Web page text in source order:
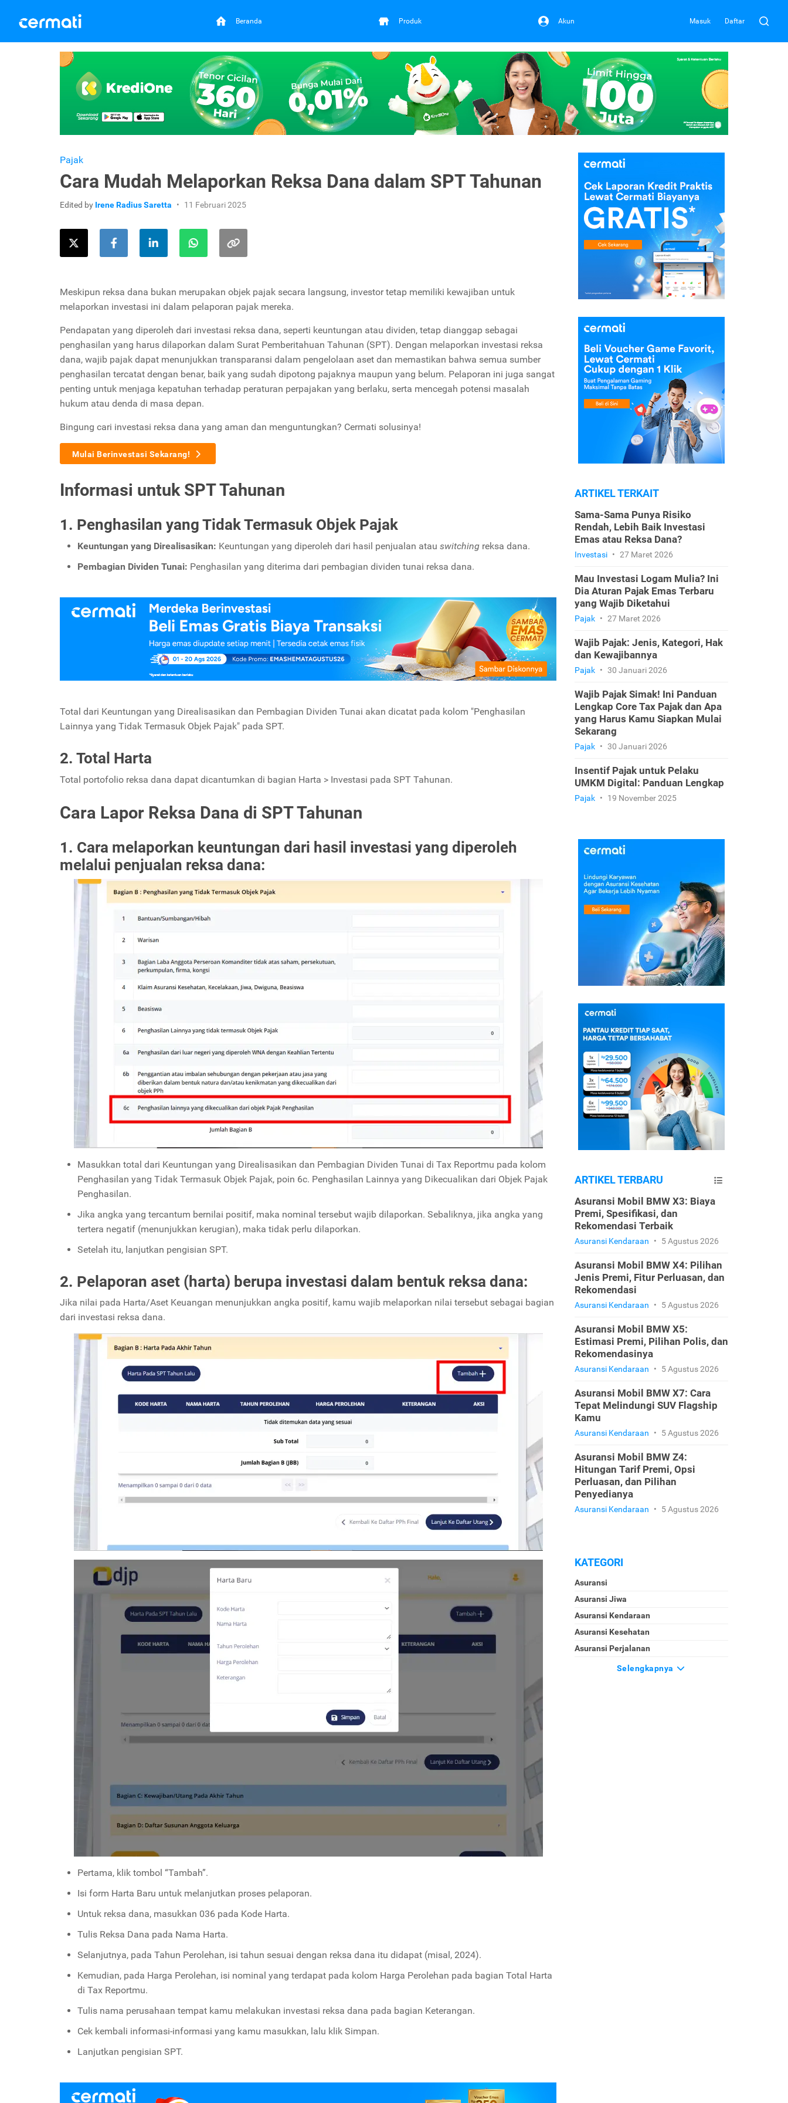
Beranda Produk Akun Masuk Daftar
Pajak
Cara Mudah Melaporkan Reksa Dana dalam SPT Tahunan
Edited by Irene Radius Saretta 11 Februari 2025
Meskipun reksa dana bukan merupakan objek pajak secara langsung, investor tetap memiliki kewajiban untuk
melaporkan investasi ini dalam pelaporan pajak mereka.
Pendapatan yang diperoleh dari investasi reksa dana, seperti keuntungan atau dividen, tetap dianggap sebagai
penghasilan yang harus dilaporkan dalam Surat Pemberitahuan Tahunan (SPT). Dengan melaporkan investasi reksa
dana, wajib pajak dapat menunjukkan transparansi dalam pengelolaan aset dan memastikan bahwa semua sumber
penghasilan tercatat dengan benar, baik yang sudah dipotong pajaknya maupun yang belum. Pelaporan ini juga sangat
penting untuk menjaga kepatuhan terhadap peraturan perpajakan yang berlaku, serta mencegah potensi masalah
hukum atau denda di masa depan.
Bingung cari investasi reksa dana yang aman dan menguntungkan? Cermati solusinya!
Mulai Berinvestasi Sekarang!
Informasi untuk SPT Tahunan
1. Penghasilan yang Tidak Termasuk Objek Pajak
Keuntungan yang Direalisasikan: Keuntungan yang diperoleh dari hasil penjualan atau switching reksa dana.
Pembagian Dividen Tunai: Penghasilan yang diterima dari pembagian dividen tunai reksa dana.
Total dari Keuntungan yang Direalisasikan dan Pembagian Dividen Tunai akan dicatat pada kolom "Penghasilan
Lainnya yang Tidak Termasuk Objek Pajak" pada SPT.
2. Total Harta
Total portofolio reksa dana dapat dicantumkan di bagian Harta > Investasi pada SPT Tahunan.
Cara Lapor Reksa Dana di SPT Tahunan
1. Cara melaporkan keuntungan dari hasil investasi yang diperoleh
melalui penjualan reksa dana:
Masukkan total dari Keuntungan yang Direalisasikan dan Pembagian Dividen Tunai di Tax Reportmu pada kolom
Penghasilan yang Tidak Termasuk Objek Pajak, poin 6c. Penghasilan Lainnya yang Dikecualikan dari Objek Pajak
Penghasilan.
Jika angka yang tercantum bernilai positif, maka nominal tersebut wajib dilaporkan. Sebaliknya, jika angka yang
tertera negatif (menunjukkan kerugian), maka tidak perlu dilaporkan.
Setelah itu, lanjutkan pengisian SPT.
2. Pelaporan aset (harta) berupa investasi dalam bentuk reksa dana:
Jika nilai pada Harta/Aset Keuangan menunjukkan angka positif, kamu wajib melaporkan nilai tersebut sebagai bagian
dari investasi reksa dana.
Pertama, klik tombol “Tambah”.
Isi form Harta Baru untuk melanjutkan proses pelaporan.
Untuk reksa dana, masukkan 036 pada Kode Harta.
Tulis Reksa Dana pada Nama Harta.
Selanjutnya, pada Tahun Perolehan, isi tahun sesuai dengan reksa dana itu didapat (misal, 2024).
Kemudian, pada Harga Perolehan, isi nominal yang terdapat pada kolom Harga Perolehan pada bagian Total Harta
di Tax Reportmu.
Tulis nama perusahaan tempat kamu melakukan investasi reksa dana pada bagian Keterangan.
Cek kembali informasi-informasi yang kamu masukkan, lalu klik Simpan.
Lanjutkan pengisian SPT.
ARTIKEL TERKAIT
Sama-Sama Punya Risiko
Rendah, Lebih Baik Investasi
Emas atau Reksa Dana?
Investasi • 27 Maret 2026
Mau Investasi Logam Mulia? Ini
Dia Aturan Pajak Emas Terbaru
yang Wajib Diketahui
Pajak • 27 Maret 2026
Wajib Pajak: Jenis, Kategori, Hak
dan Kewajibannya
Pajak • 30 Januari 2026
Wajib Pajak Simak! Ini Panduan
Lengkap Core Tax Pajak dan Apa
yang Harus Kamu Siapkan Mulai
Sekarang
Pajak • 30 Januari 2026
Insentif Pajak untuk Pelaku
UMKM Digital: Panduan Lengkap
Pajak • 19 November 2025
ARTIKEL TERBARU
Asuransi Mobil BMW X3: Biaya
Premi, Spesifikasi, dan
Rekomendasi Terbaik
Asuransi Kendaraan • 5 Agustus 2026
Asuransi Mobil BMW X4: Pilihan
Jenis Premi, Fitur Perluasan, dan
Rekomendasi
Asuransi Kendaraan • 5 Agustus 2026
Asuransi Mobil BMW X5:
Estimasi Premi, Pilihan Polis, dan
Rekomendasinya
Asuransi Kendaraan • 5 Agustus 2026
Asuransi Mobil BMW X7: Cara
Tepat Melindungi SUV Flagship
Kamu
Asuransi Kendaraan • 5 Agustus 2026
Asuransi Mobil BMW Z4:
Hitungan Tarif Premi, Opsi
Perluasan, dan Pilihan
Penyedianya
Asuransi Kendaraan • 5 Agustus 2026
KATEGORI
Asuransi
Asuransi Jiwa
Asuransi Kendaraan
Asuransi Kesehatan
Asuransi Perjalanan
Selengkapnya